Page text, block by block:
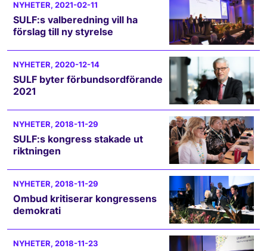
NYHETER, 2021-02-11
SULF:s valberedning vill ha
förslag till ny styrelse
NYHETER, 2020-12-14
SULF byter förbundsordförande
2021
NYHETER, 2018-11-29
SULF:s kongress stakade ut
riktningen
NYHETER, 2018-11-29
Ombud kritiserar kongressens
demokrati
NYHETER, 2018-11-23